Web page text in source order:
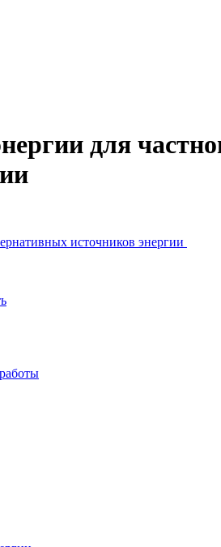
для
источников энергии